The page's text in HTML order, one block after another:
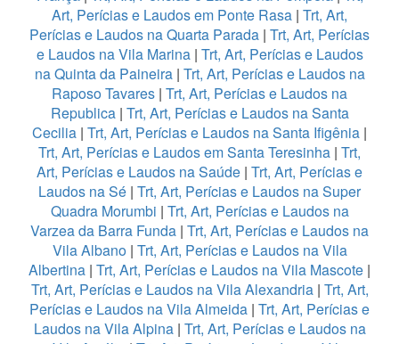
Art, Perícias e Laudos em Ponte Rasa | Trt, Art,
Perícias e Laudos na Quarta Parada | Trt, Art, Perícias
e Laudos na Vila Marina| Trt, Art, Perícias e Laudos
na Quinta da Paineira| Trt, Art, Perícias e Laudos na
Raposo Tavares | Trt, Art, Perícias e Laudos na
Republica| Trt, Art, Perícias e Laudos na Santa
Cecilia | Trt, Art, Perícias e Laudos na Santa Ifigênia |
Trt, Art, Perícias e Laudos em Santa Teresinha | Trt,
Art, Perícias e Laudos na Saúde | Trt, Art, Perícias e
Laudos na Sé | Trt, Art, Perícias e Laudos na Super
Quadra Morumbi | Trt, Art, Perícias e Laudos na
Varzea da Barra Funda | Trt, Art, Perícias e Laudos na
Vila Albano| Trt, Art, Perícias e Laudos na Vila
Albertina | Trt, Art, Perícias e Laudos na Vila Mascote |
Trt, Art, Perícias e Laudos na Vila Alexandria| Trt, Art,
Perícias e Laudos na Vila Almeida | Trt, Art, Perícias e
Laudos na Vila Alpina | Trt, Art, Perícias e Laudos na